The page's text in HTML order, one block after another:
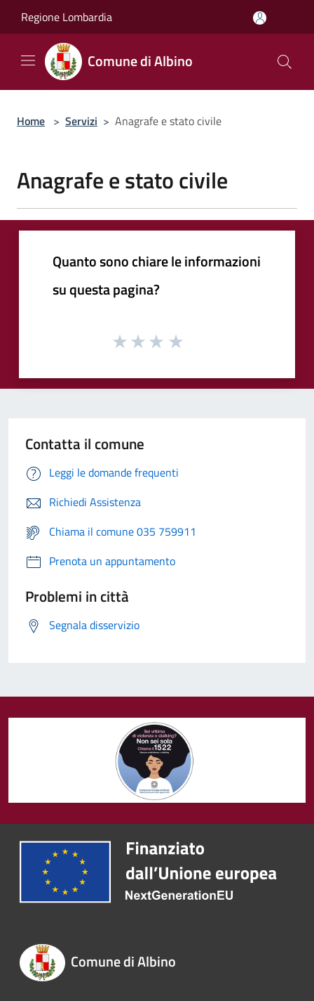
Regione Lombardia
Comune di Albino
Home > Servizi > Anagrafe e stato civile
Anagrafe e stato civile
Quanto sono chiare le informazioni
su questa pagina?
Contatta il comune
Leggi le domande frequenti
Richiedi Assistenza
Chiama il comune 035 759911
Prenota un appuntamento
Problemi in città
Segnala disservizio
Comune di Albino